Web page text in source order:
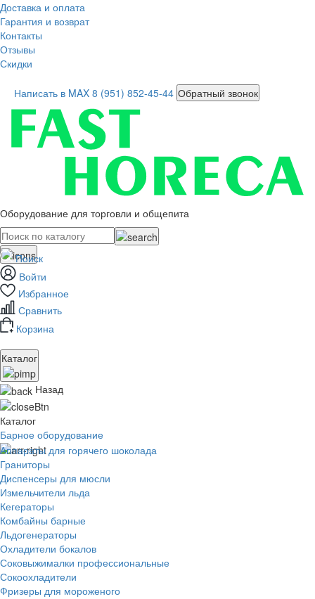
Доставка и оплата
Гарантия и возврат
Контакты
Отзывы
Скидки
Написать в MAX 8 (951) 852-45-44 Обратный звонок
Оборудование для торговли и общепита
Поиск
Войти
Избранное
Сравнить
Корзина
Каталог
Назад
Каталог
Барное оборудование
Аппараты для горячего шоколада
Граниторы
Диспенсеры для мюсли
Измельчители льда
Кегераторы
Комбайны барные
Льдогенераторы
Охладители бокалов
Соковыжималки профессиональные
Сокоохладители
Фризеры для мороженого